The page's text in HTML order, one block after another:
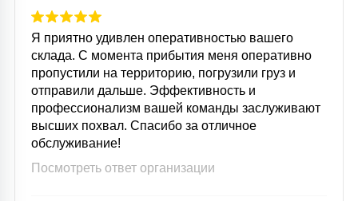
Я приятно удивлен оперативностью вашего
склада. С момента прибытия меня оперативно
пропустили на территорию, погрузили груз и
отправили дальше. Эффективность и
профессионализм вашей команды заслуживают
высших похвал. Спасибо за отличное
обслуживание!
Посмотреть ответ организации